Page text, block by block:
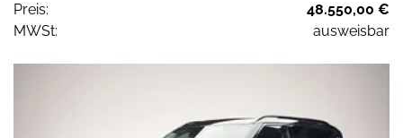
Preis:
48.550,00 €
MWSt:
ausweisbar